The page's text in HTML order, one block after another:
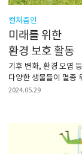
컬쳐줌인
미래를 위한
환경 보호 활동
기후 변화, 환경 오염
다양한 생물들이 멸종
2024.05.29